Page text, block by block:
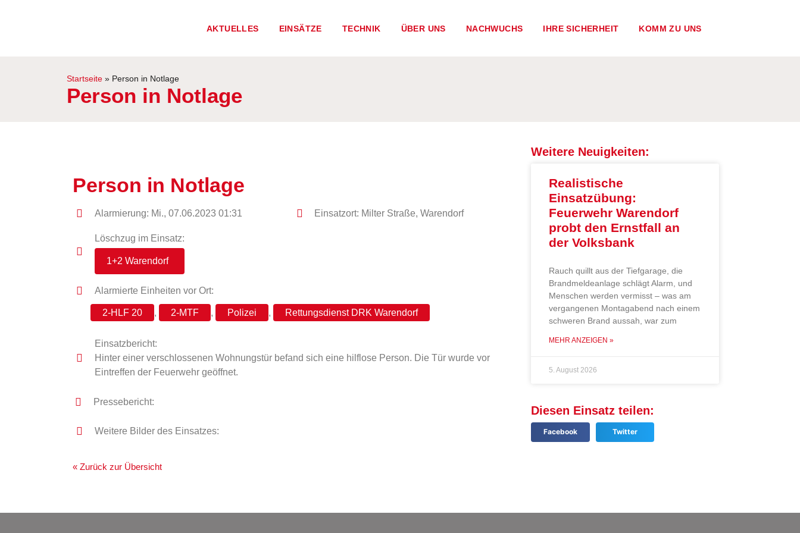
AKTUELLES EINSÄTZE TECHNIK ÜBER UNS NACHWUCHS IHRE SICHERHEIT KOMM ZU UNS
Startseite » Person in Notlage
Person in Notlage
Person in Notlage
Alarmierung: Mi., 07.06.2023 01:31 Einsatzort: Milter Straße, Warendorf
Löschzug im Einsatz:
1+2 Warendorf
Alarmierte Einheiten vor Ort:
2-HLF 20 , 2-MTF , Polizei , Rettungsdienst DRK Warendorf
Einsatzbericht:
Hinter einer verschlossenen Wohnungstür befand sich eine hilflose Person. Die Tür wurde vor
Eintreffen der Feuerwehr geöffnet.
Pressebericht:
Weitere Bilder des Einsatzes:
« Zurück zur Übersicht
Weitere Neuigkeiten:
Realistische
Einsatzübung:
Feuerwehr Warendorf
probt den Ernstfall an
der Volksbank
Rauch quillt aus der Tiefgarage, die
Brandmeldeanlage schlägt Alarm, und
Menschen werden vermisst – was am
vergangenen Montagabend nach einem
schweren Brand aussah, war zum
MEHR ANZEIGEN »
5. August 2026
Diesen Einsatz teilen:
Facebook Twitter